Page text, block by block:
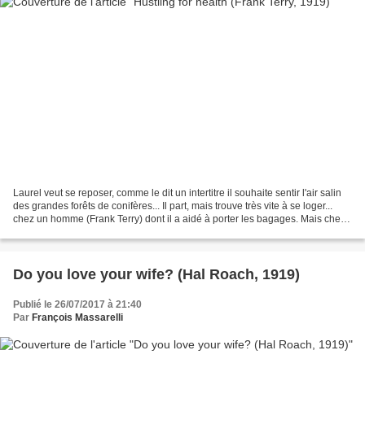
Laurel veut se reposer, comme le dit un intertitre il souhaite sentir l'air salin
des grandes forêts de conifères... Il part, mais trouve très vite à se loger...
chez un homme (Frank Terry) dont il a aidé à porter les bagages. Mais chez
Do you love your wife? (Hal Roach, 1919)
Publié le 26/07/2017 à 21:40
Par François Massarelli